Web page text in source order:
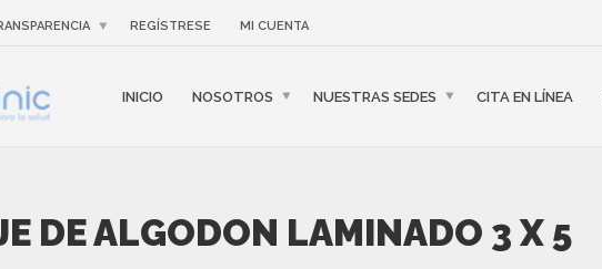
REGÍSTRESE MI CUENTA
INICIO NOSOTROS NUESTRAS SEDES CITA EN LÍNEA
DE ALGODON LAMINADO 3 X 5